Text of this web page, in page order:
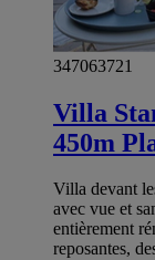
347063721
Villa
450m
Villa devant
avec vue et
entièrement
reposantes,